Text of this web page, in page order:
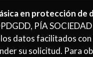
en protección de
PÍA
datos facilitados
su solicitud. Para